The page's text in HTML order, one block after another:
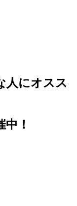
人にオスス
！